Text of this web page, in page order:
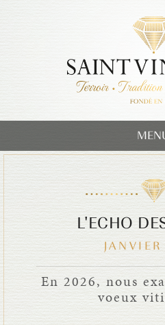
L'ECHO
En 2026, nous
voeux